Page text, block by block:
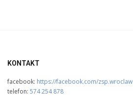
KONTAKT
facebook: https://facebook.com/zsp.wroclaw
telefon: 574 254 878